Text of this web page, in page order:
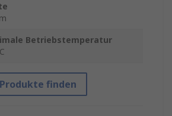
Betriebstemperatur
finden